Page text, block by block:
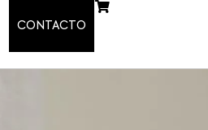
CONTACTO